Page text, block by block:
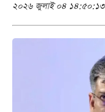
২০২৬ জুলাই ০৪ ১৪:৫০:১৩